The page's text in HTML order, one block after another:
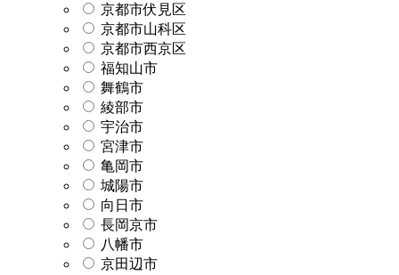
京都市伏見区
京都市山科区
京都市西京区
福知山市
舞鶴市
綾部市
宇治市
宮津市
亀岡市
城陽市
向日市
長岡京市
八幡市
京田辺市